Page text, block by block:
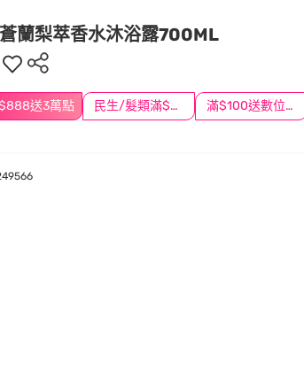
蘭梨萃香水沐浴露700ML
送3萬點 民生/髮類滿$388送舒潔冰巾 滿$100送數位印花